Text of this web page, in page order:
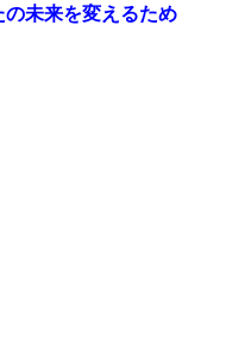
未来を変えるため